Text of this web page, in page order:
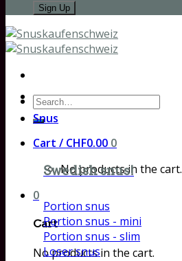
Search
for:
Cart / CHF0.00 0
No products in the cart.
0
Cart
No products in the cart.
Snus
Swedish snus!
Portion snus
Portion snus - mini
Portion snus - slim
Loser snus